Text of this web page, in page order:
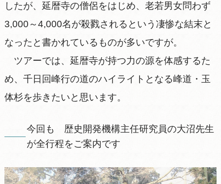
したが、延暦寺の僧侶をはじめ、老若男女問わず
3,000～4,000名が殺戮されるという凄惨な結末と
なったと書かれているものが多いですが。
ツアーでは、延暦寺が持つ力の源を体感するた
め、千日回峰行の道のハイライトとなる峰道・玉
体杉を歩きたいと思います。
今回も 歴史開発機構主任研究員の大沼先生
が全行程をご案内です